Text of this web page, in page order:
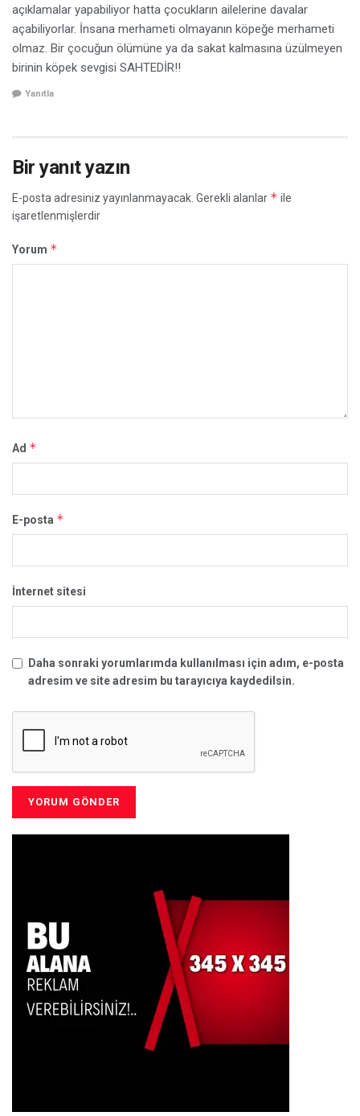
açıklamalar yapabiliyor hatta çocukların ailelerine davalar
açabiliyorlar. İnsana merhameti olmayanın köpeğe merhameti
olmaz. Bir çocuğun ölümüne ya da sakat kalmasına üzülmeyen
birinin köpek sevgisi SAHTEDİR!!
Yanıtla
Bir yanıt yazın
E-posta adresiniz yayınlanmayacak. Gerekli alanlar * ile
işaretlenmişlerdir
Yorum *
Ad *
E-posta *
İnternet sitesi
Daha sonraki yorumlarımda kullanılması için adım, e-posta
adresim ve site adresim bu tarayıcıya kaydedilsin.